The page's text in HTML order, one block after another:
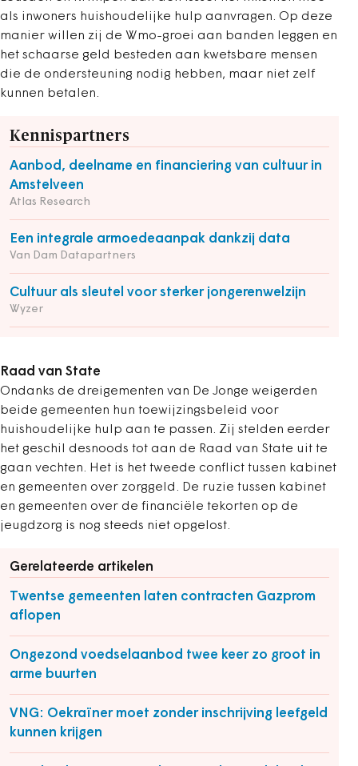
als inwoners huishoudelijke hulp aanvragen. Op deze
manier willen zij de Wmo-groei aan banden leggen en
het schaarse geld besteden aan kwetsbare mensen
die de ondersteuning nodig hebben, maar niet zelf
kunnen betalen.
Kennispartners
Aanbod, deelname en financiering van cultuur in
Amstelveen
Atlas Research
Een integrale armoedeaanpak dankzij data
Van Dam Datapartners
Cultuur als sleutel voor sterker jongerenwelzijn
Wyzer
Raad van State
Ondanks de dreigementen van De Jonge weigerden
beide gemeenten hun toewijzingsbeleid voor
huishoudelijke hulp aan te passen. Zij stelden eerder
het geschil desnoods tot aan de Raad van State uit te
gaan vechten. Het is het tweede conflict tussen kabinet
en gemeenten over zorggeld. De ruzie tussen kabinet
en gemeenten over de financiële tekorten op de
jeugdzorg is nog steeds niet opgelost.
Gerelateerde artikelen
Twentse gemeenten laten contracten Gazprom
aflopen
Ongezond voedselaanbod twee keer zo groot in
arme buurten
VNG: Oekraïner moet zonder inschrijving leefgeld
kunnen krijgen